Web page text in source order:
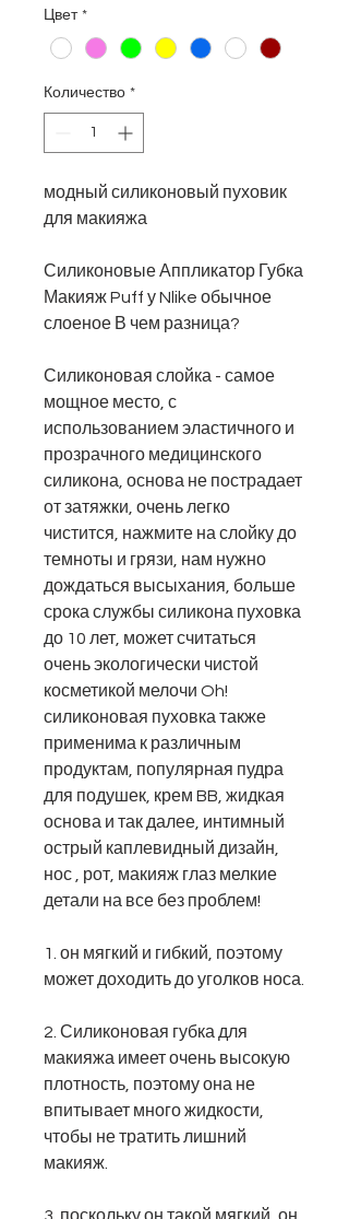
Цвет *
Количество *
модный силиконовый пуховик
для макияжа
Силиконовые Аппликатор Губка
Макияж Puff уNlike обычное
слоеное В чем разница?
Силиконовая слойка - самое
мощное место, с
использованием эластичного и
прозрачного медицинского
силикона, основа не пострадает
от затяжки, очень легко
чистится, нажмите на слойку до
темноты и грязи, нам нужно
дождаться высыхания, больше
срока службы силикона пуховка
до 10 лет, может считаться
очень экологически чистой
косметикой мелочи Oh!
силиконовая пуховка также
применима к различным
продуктам, популярная пудра
для подушек, крем BB, жидкая
основа и так далее, интимный
острый каплевидный дизайн,
нос , рот, макияж глаз мелкие
детали на все без проблем!
1. он мягкий и гибкий, поэтому
может доходить до уголков носа.
2. Силиконовая губка для
макияжа имеет очень высокую
плотность, поэтому она не
впитывает много жидкости,
чтобы не тратить лишний
макияж.